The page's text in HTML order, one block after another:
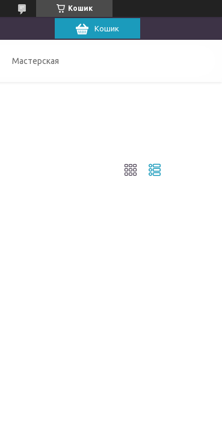
Кошик
Кошик
Мастерская